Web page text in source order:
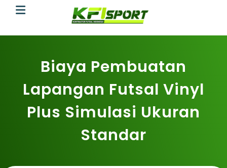
Biaya Pembuatan
Lapangan Futsal Vinyl
Plus Simulasi Ukuran
Standar